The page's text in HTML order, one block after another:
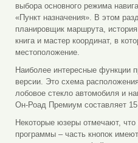
выбора основного режима
«Пункт назначения». В этом
планировщик маршрута,
книга и мастер координат, в
местоположение.
Наиболее интересные функции
версии. Это схема
лобовое стекло автомобиля и
Он-Роад Премиум составляет 15
Некоторые юзеры отмечают, что
программы – часть кнопок